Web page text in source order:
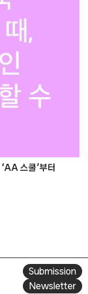
스쿨’부터
Submission
Newsletter